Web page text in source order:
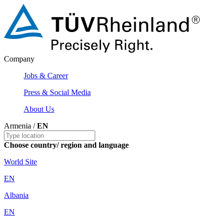
Company
Jobs & Career
Press & Social Media
About Us
Armenia /EN
Choose country/ region and language
World Site
EN
Albania
EN